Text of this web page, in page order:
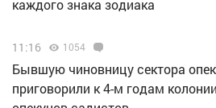
каждого знака зодиака
11:16 1054
Бывшую чиновницу сектора
приговорили к 4-м годам